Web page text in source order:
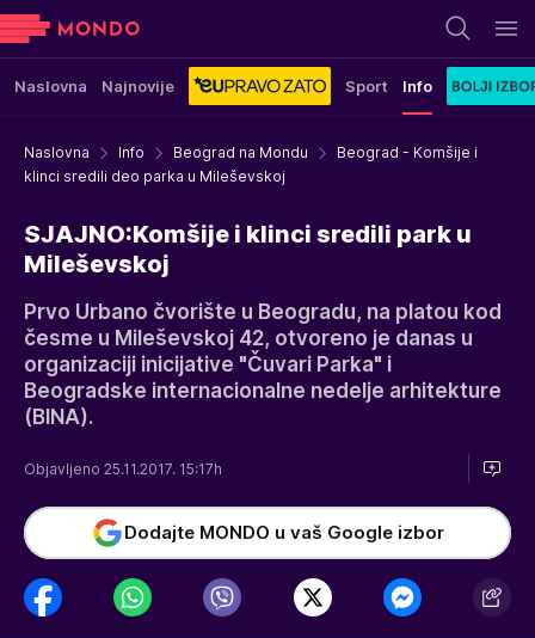
Naslovna Najnovije Sport Info
Naslovna Info Beograd na Mondu
Beograd - Komšije i
klinci sredili deo parka u Mileševskoj
SJAJNO:Komšije i klinci sredili park u
Mileševskoj
Prvo Urbano čvorište u Beogradu, na platou kod
česme u Mileševskoj 42, otvoreno je danas u
organizaciji inicijative "Čuvari Parka" i
Beogradske internacionalne nedelje arhitekture
(BINA).
Objavljeno 25.11.2017. 15:17h
Dodajte MONDO u vaš Google izbor